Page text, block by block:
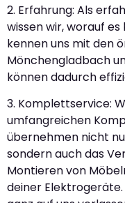
2. Erfahrung: Als
wissen wir, worauf
kennen uns mit den
Mönchengladbach
können dadurch
3. Komplettservice:
umfangreichen
übernehmen nicht
sondern auch das
Montieren von
deiner